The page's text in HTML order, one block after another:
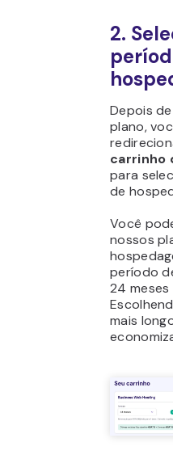
2.
Depois
plano,
carrinho
para
de
Você
nossos
período
24 meses
mais